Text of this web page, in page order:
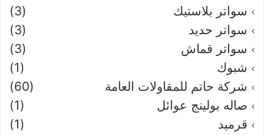
سواتر بلاستيك
(3)
سواتر حديد
(3)
سواتر قماش
(3)
شبوك
(1)
شركة حاتم للمقاولات العامة
(60)
صاله بولينج عوائل
(1)
قرميد
(1)